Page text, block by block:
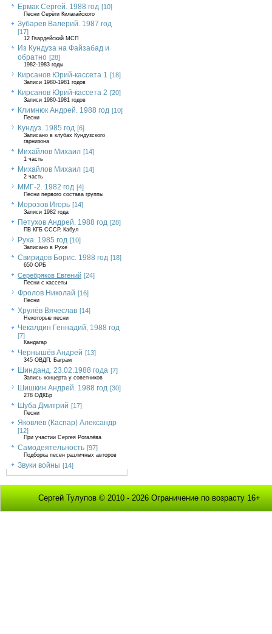
Ермак Сергей. 1988 год [10]
Песни Серёги Килагайского
Зубарев Валерий. 1987 год
[17]
12 Гвардейский МСП
Из Кундуза на Файзабад и
обратно [28]
1982-1983 годы
Кирсанов Юрий-кассета 1 [18]
Записи 1980-1981 годов
Кирсанов Юрий-кассета 2 [20]
Записи 1980-1981 годов
Климнюк Андрей. 1988 год [10]
Песни
Кундуз. 1985 год [6]
Записано в клубах Кундузского
гарнизона
Михайлов Михаил [14]
1 часть
Михайлов Михаил [14]
2 часть
ММГ-2. 1982 год [4]
Песни первого состава группы
Морозов Игорь [14]
Записи 1982 года
Петухов Андрей. 1988 год [28]
ПВ КГБ СССР. Кабул
Руха. 1985 год [10]
Записано в Рухе
Свиридов Борис. 1988 год [18]
650 ОРБ
Серебряков Евгений [24]
Песни с кассеты
Фролов Николай [16]
Песни
Хрулёв Вячеслав [14]
Некоторые песни
Чекалдин Геннадий, 1988 год
[7]
Кандагар
Чернышёв Андрей [13]
345 ОВДП, Баграм
Шинданд. 23.02.1988 года [7]
Запись концерта у советников
Шишкин Андрей. 1988 год [30]
278 ОДКБр
Шуба Дмитрий [17]
Песни
Яковлев (Каспар) Александр
[12]
При участии Сергея Рогалёва
Самодеятельность [97]
Подборка песен различных авторов
Звуки войны [14]
Сергей Тулупов © 2010 - 2026 Ограничение по возрасту 16+